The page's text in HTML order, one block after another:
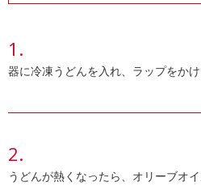
器に冷凍うどんを入れ、ラップをか
うどんが熱くなったら、オリーブオ